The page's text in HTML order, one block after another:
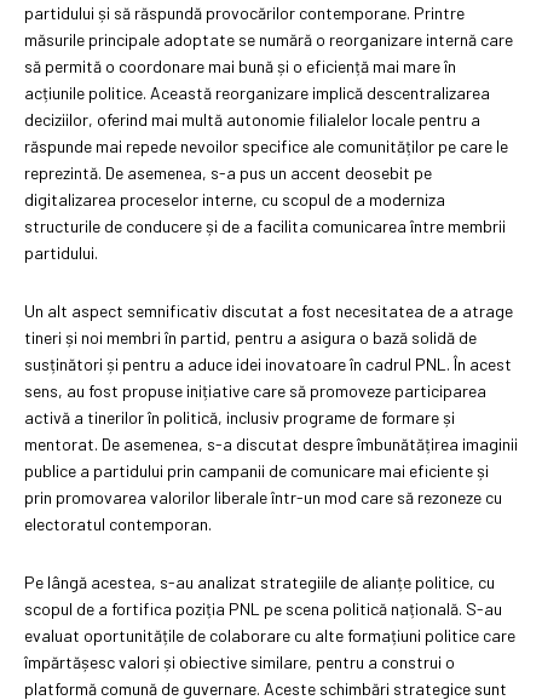
partidului și să răspundă provocărilor contemporane. Printre
măsurile principale adoptate se numără o reorganizare internă care
să permită o coordonare mai bună și o eficiență mai mare în
acțiunile politice. Această reorganizare implică descentralizarea
deciziilor, oferind mai multă autonomie filialelor locale pentru a
răspunde mai repede nevoilor specifice ale comunităților pe care le
reprezintă. De asemenea, s-a pus un accent deosebit pe
digitalizarea proceselor interne, cu scopul de a moderniza
structurile de conducere și de a facilita comunicarea între membrii
partidului.
Un alt aspect semnificativ discutat a fost necesitatea de a atrage
tineri și noi membri în partid, pentru a asigura o bază solidă de
susținători și pentru a aduce idei inovatoare în cadrul PNL. În acest
sens, au fost propuse inițiative care să promoveze participarea
activă a tinerilor în politică, inclusiv programe de formare și
mentorat. De asemenea, s-a discutat despre îmbunătățirea imaginii
publice a partidului prin campanii de comunicare mai eficiente și
prin promovarea valorilor liberale într-un mod care să rezoneze cu
electoratul contemporan.
Pe lângă acestea, s-au analizat strategiile de alianțe politice, cu
scopul de a fortifica poziția PNL pe scena politică națională. S-au
evaluat oportunitățile de colaborare cu alte formațiuni politice care
împărtășesc valori și obiective similare, pentru a construi o
platformă comună de guvernare. Aceste schimbări strategice sunt